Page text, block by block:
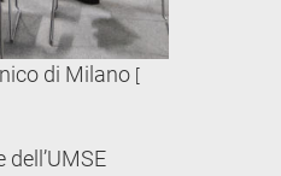
di Milano [
dell’UMSE